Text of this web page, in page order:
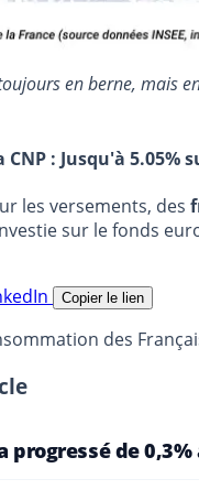
en berne, mais
CNP : Jusqu'à 5.05%
les versements, des
sur le fonds
Copier le lien
des
progressé de